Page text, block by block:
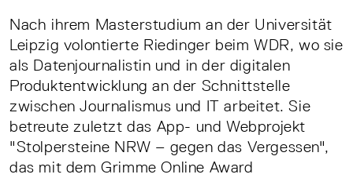
Nach ihrem Masterstudium an der Universität
Leipzig volontierte Riedinger beim WDR, wo sie
als Datenjournalistin und in der digitalen
Produktentwicklung an der Schnittstelle
zwischen Journalismus und IT arbeitet. Sie
betreute zuletzt das App- und Webprojekt
"Stolpersteine NRW – gegen das Vergessen",
das mit dem Grimme Online Award